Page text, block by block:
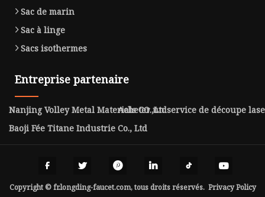
Sac de marin
Sac à linge
Sacs isothermes
Entreprise partenaire
Nanjing Volley Metal Materials CO.,LtdAcheter un service de découpe
Baoji Fée Titane Industrie Co., Ltd
Copyright © fr.longding-faucet.com, tous droits réservés. Privacy Policy